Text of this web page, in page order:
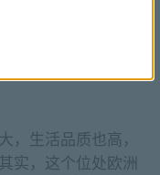
增值目的地，以及
，生活品质也高，
实，这个位处欧洲